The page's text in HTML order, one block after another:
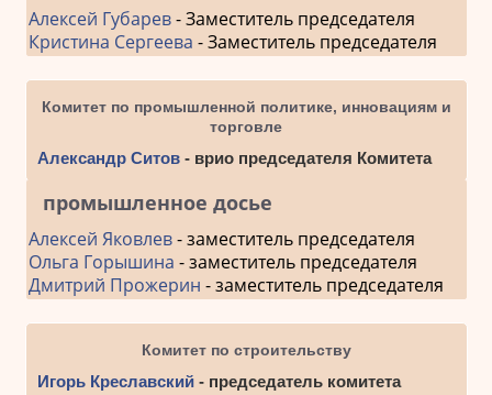
Алексей Губарев- Заместитель председателя
Кристина Сергеева - Заместитель председателя
Комитет по промышленной политике, инновациям и
торговле
Александр Ситов- врио председателя Комитета
промышленное досье
Алексей Яковлев- заместитель председателя
Ольга Горышина - заместитель председателя
Дмитрий Прожерин - заместитель председателя
Комитет по строительству
Игорь Креславский - председатель комитета